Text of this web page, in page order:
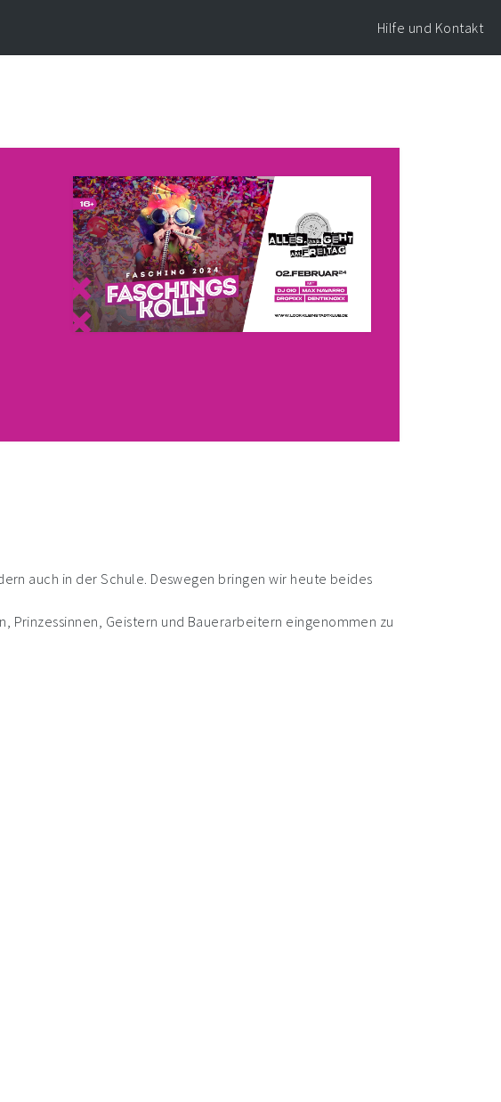
Hilfe und Kontakt
auch in der Schule. Deswegen bringen wir heute beides
Prinzessinnen, Geistern und Bauerarbeitern eingenommen zu